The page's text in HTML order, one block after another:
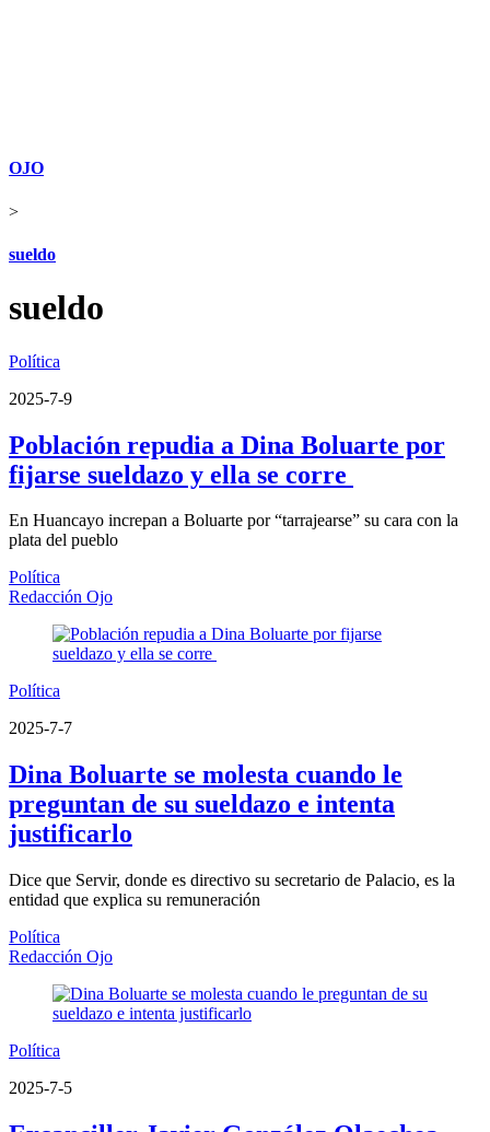
OJO
>
sueldo
sueldo
Política
2025-7-9
Población repudia a Dina Boluarte por
fijarse sueldazo y ella se corre
En Huancayo increpan a Boluarte por “tarrajearse” su cara con la
plata del pueblo
Política
Redacción Ojo
Política
2025-7-7
Dina Boluarte se molesta cuando le
preguntan de su sueldazo e intenta
justificarlo
Dice que Servir, donde es directivo su secretario de Palacio, es la
entidad que explica su remuneración
Política
Redacción Ojo
Política
2025-7-5